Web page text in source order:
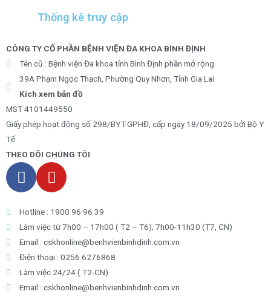
TƯỜNG LỬA FOTINEST
Thống kê truy cập
CÔNG TY CỔ PHẦN BỆNH VIỆN ĐA KHOA BÌNH ĐỊNH
Tên cũ : Bệnh viện Đa khoa tỉnh Bình Định phần mở rộng
39A Phạm Ngọc Thạch, Phường Quy Nhơn, Tỉnh Gia Lai
Kích xem bản đồ
MST 4101449550
Giấy phép hoạt động số 298/BYT-GPHĐ, cấp ngày 18/09/2025 bởi Bộ Y
Tế
THEO DÕI CHÚNG TÔI
Hotline : 1900 96 96 39
Làm việc từ 7h00 – 17h00 ( T2 – T6); 7h00-11h30 (T7, CN)
Email : cskhonline@benhvienbinhdinh.com.vn
Điện thoại : 0256 6276868
Làm việc 24/24 ( T2-CN)
Email : cskhonline@benhvienbinhdinh.com.vn